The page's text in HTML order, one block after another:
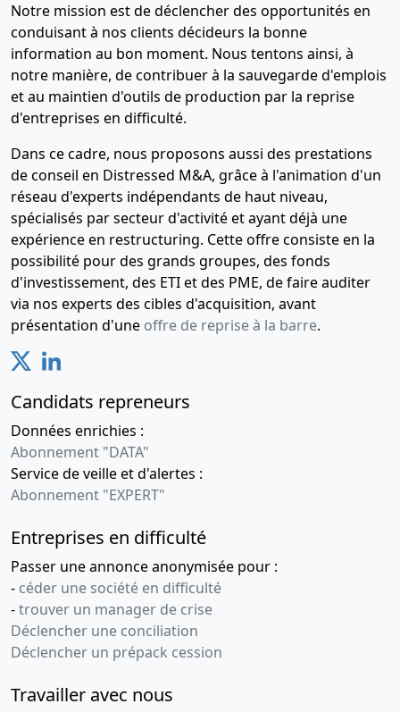
Notre mission est de déclencher des opportunités en
conduisant à nos clients décideurs la bonne
information au bon moment. Nous tentons ainsi, à
notre manière, de contribuer à la sauvegarde d'emplois
et au maintien d'outils de production par la reprise
d'entreprises en difficulté.
Dans ce cadre, nous proposons aussi des prestations
de conseil en Distressed M&A, grâce à l'animation d'un
réseau d'experts indépendants de haut niveau,
spécialisés par secteur d'activité et ayant déjà une
expérience en restructuring. Cette offre consiste en la
possibilité pour des grands groupes, des fonds
d'investissement, des ETI et des PME, de faire auditer
via nos experts des cibles d'acquisition, avant
présentation d'une offre de reprise à la barre.
Candidats repreneurs
Données enrichies :
Abonnement "DATA"
Service de veille et d'alertes :
Abonnement "EXPERT"
Entreprises en difficulté
Passer une annonce anonymisée pour :
- céder une société en difficulté
-trouver un manager de crise
Déclencher une conciliation
Déclencher un prépack cession
Travailler avec nous